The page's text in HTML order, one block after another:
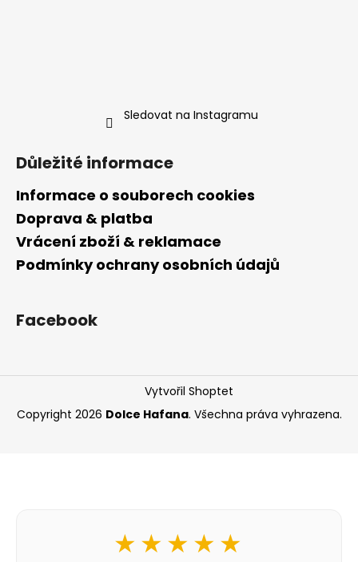
Sledovat na Instagramu
Důležité informace
Informace o souborech cookies
Doprava & platba
Vrácení zboží & reklamace
Podmínky ochrany osobních údajů
Facebook
Vytvořil Shoptet
Copyright 2026 Dolce Hafana. Všechna práva vyhrazena.
★★★★★